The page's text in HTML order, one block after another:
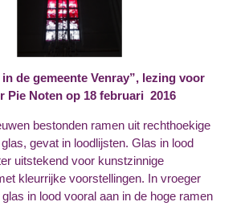
de gemeente Venray”, lezing voor
Pie Noten op 18 februari 2016
bestonden ramen uit rechthoekige
gevat in loodlijsten. Glas in lood
uitstekend voor kunstzinnige
kleurrijke voorstellingen. In vroeger
in lood vooral aan in de hoge ramen